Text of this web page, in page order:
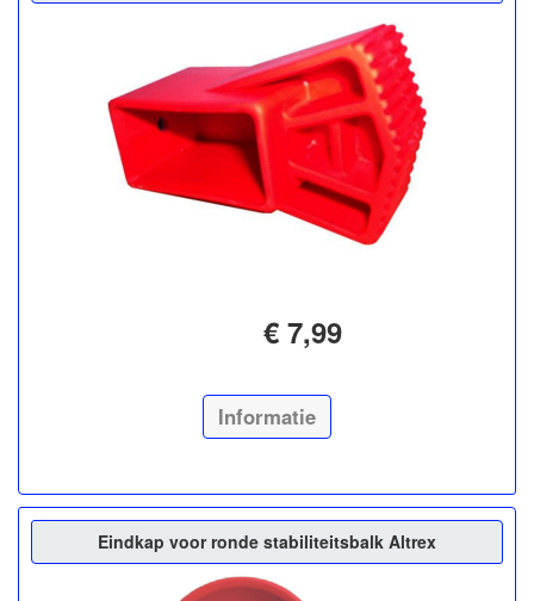
€ 7,99
Informatie
Eindkap voor ronde stabiliteitsbalk Altrex